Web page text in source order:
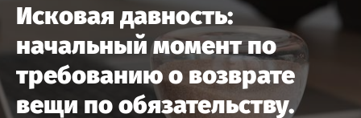
Исковая давность:
начальный момент по
требованию о возврате
вещи по обязательству.